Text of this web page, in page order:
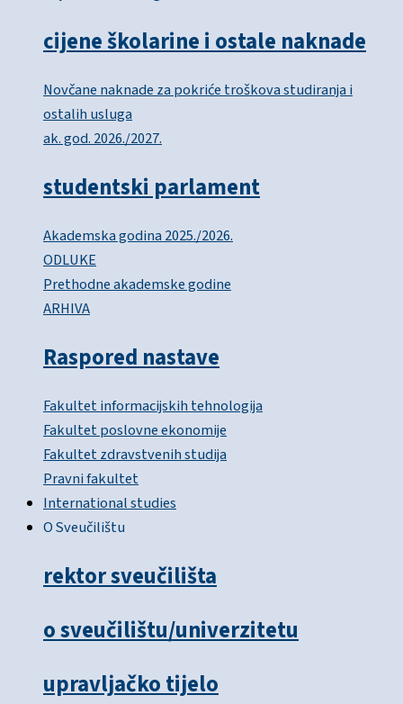
cijene školarine i ostale naknade
Novčane naknade za pokriće troškova studiranja i
ostalih usluga
ak. god. 2026./2027.
studentski parlament
Akademska godina 2025./2026.
ODLUKE
Prethodne akademske godine
ARHIVA
Raspored nastave
Fakultet informacijskih tehnologija
Fakultet poslovne ekonomije
Fakultet zdravstvenih studija
Pravni fakultet
International studies
O Sveučilištu
rektor sveučilišta
o sveučilištu/univerzitetu
upravljačko tijelo